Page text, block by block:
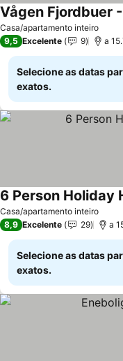
Casa/apartamento inteiro
Vågen Fjordbuer
9,5 Excelente 9 a
Selecione as datas
exatos.
Casa/apartamento inteiro
6 Person Holiday
8,9 Excelente 29 a
Selecione as datas
exatos.